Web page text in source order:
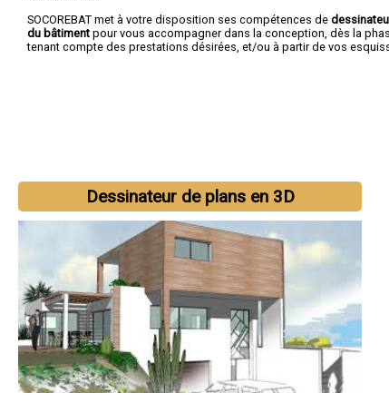
SOCOREBAT met à votre disposition ses compétences de
du bâtiment pour vous accompagner dans la conception, dès la
tenant compte des prestations désirées, et/ou à partir de vos
Dessinateur de plans en 3D